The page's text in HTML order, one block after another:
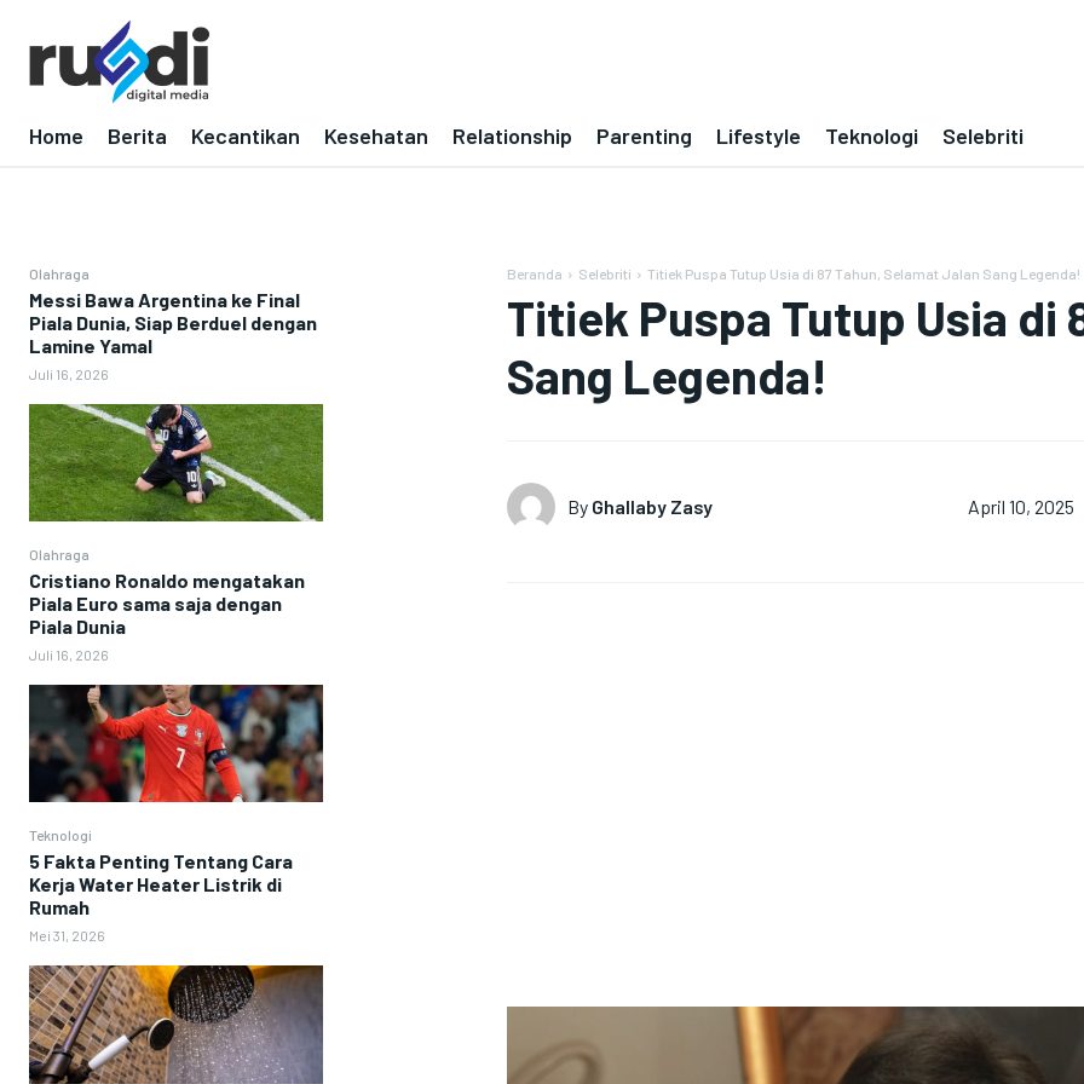
Home Berita Kecantikan Kesehatan Relationship Parenting Lifestyle Teknologi Selebriti
Olahraga
Messi Bawa Argentina ke Final
Piala Dunia, Siap Berduel dengan
Lamine Yamal
Juli 16, 2026
Olahraga
Cristiano Ronaldo mengatakan
Piala Euro sama saja dengan
Piala Dunia
Juli 16, 2026
Teknologi
5 Fakta Penting Tentang Cara
Kerja Water Heater Listrik di
Rumah
Mei 31, 2026
Beranda Selebriti Titiek Puspa Tutup Usia di 87 Tahun, Selamat Jalan Sang Legenda!
Titiek Puspa Tutup Usia di
Sang Legenda!
By Ghallaby Zasy April 10, 2025